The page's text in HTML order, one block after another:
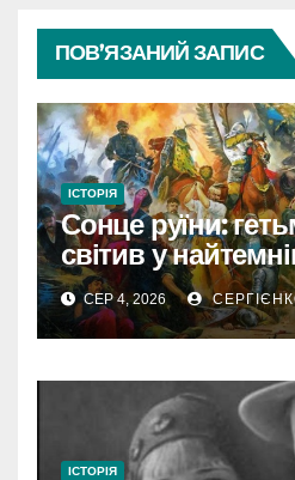
ПОВ’ЯЗАНИЙ ЗАПИС
ІСТОРІЯ
Сонце руїни:
світив у
України
СЕР 4, 2026
ІСТОРІЯ